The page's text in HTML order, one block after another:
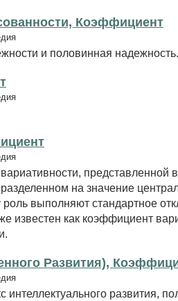
Коэффициент
и половинная надежность.
представленной
на значение
выполняют стандартное
известен как коэффициент
Развития),
развития,